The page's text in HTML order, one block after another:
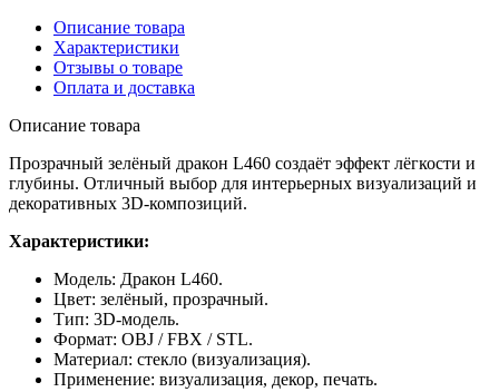
Описание товара
Характеристики
Отзывы о товаре
Оплата и доставка
Описание товара
Прозрачный зелёный дракон L460 создаёт эффект лёгкости и
глубины. Отличный выбор для интерьерных визуализаций и
декоративных 3D-композиций.
Характеристики:
Модель: Дракон L460.
Цвет: зелёный, прозрачный.
Тип: 3D-модель.
Формат: OBJ / FBX / STL.
Материал: стекло (визуализация).
Применение: визуализация, декор, печать.